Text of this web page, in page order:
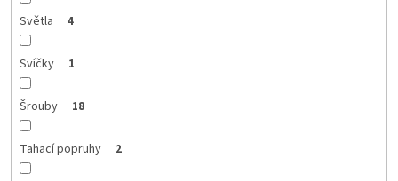
Světla 4
Svíčky 1
Šrouby 18
Tahací popruhy 2